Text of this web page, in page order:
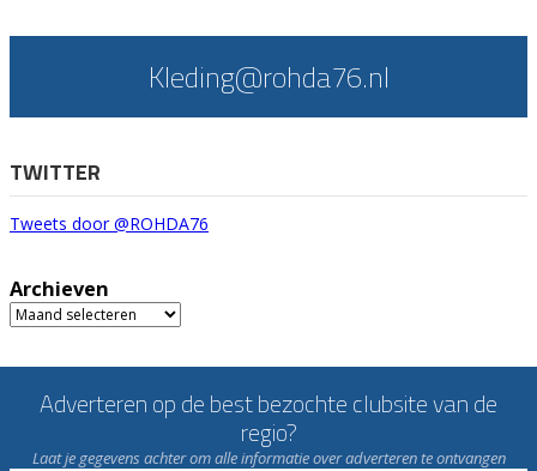
Kleding@rohda76.nl
TWITTER
Tweets door @ROHDA76
Archieven
Archieven
Adverteren op de best bezochte clubsite van de
regio?
Laat je gegevens achter om alle informatie over adverteren te ontvangen